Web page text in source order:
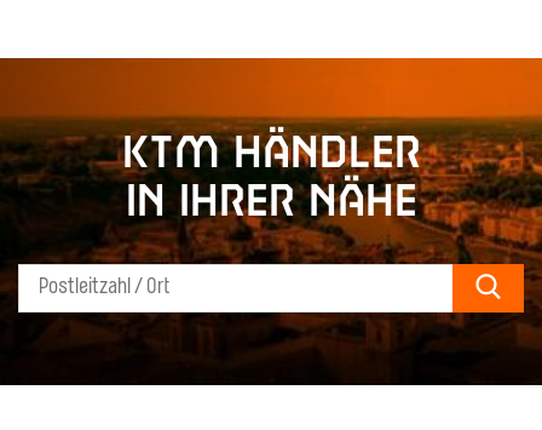
KTM Händler
in Ihrer Nähe